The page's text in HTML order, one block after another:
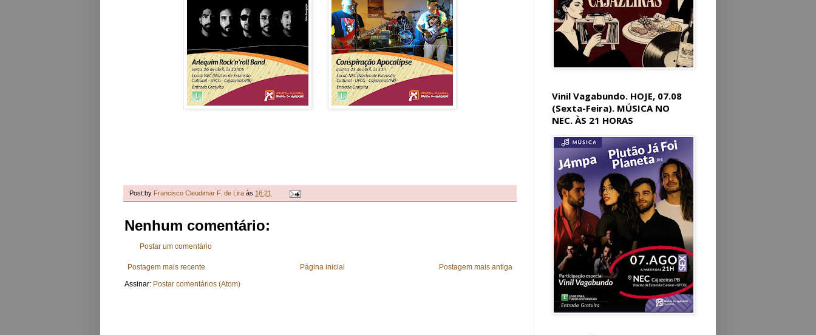
Post.by Francisco Cleudimar F. de Lira às 16:21
Nenhum comentário:
Postar um comentário
Postagem mais recente Postagem mais antiga
Página inicial
Assinar: Postar comentários (Atom)
Vinil Vagabundo. HOJE, 07.08
(Sexta-Feira). MÚSICA NO
NEC. ÀS 21 HORAS